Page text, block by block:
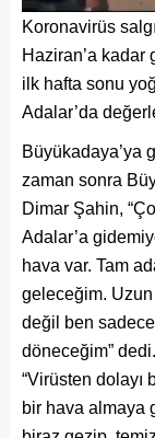
Koronavirüs
Haziran’a kadar
ilk hafta sonu
Adalar’da
Büyükadaya’ya
zaman sonra
Dimar Şahin,
Adalar’a
hava var. Tam
geleceğim.
değil ben
döneceğim”
“Virüsten dolayı
bir hava almaya